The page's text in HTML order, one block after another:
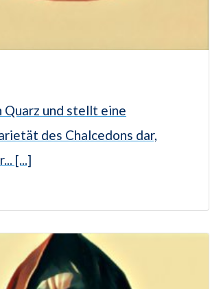
Quarz und stellt eine
des Chalcedons dar,
[...]